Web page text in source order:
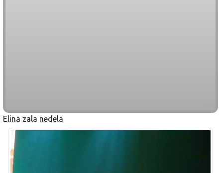
Elina zala nedela